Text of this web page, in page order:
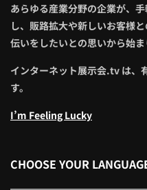
あらゆる産業分野の企業が、
し、販路拡大や新しいお客様
伝いをしたいとの思いから始ま
インターネット展示会.tv は、
す。
I’m Feeling Lucky
CHOOSE YOUR